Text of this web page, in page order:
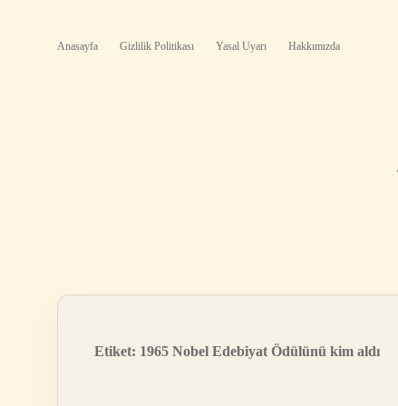
Anasayfa Gizlilik Politikası Yasal Uyarı Hakkımızda
Etiket: 1965 Nobel Edebiyat Ödülünü kim aldı